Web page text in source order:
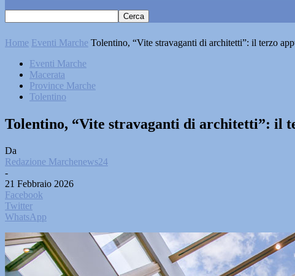
Home Eventi Marche Tolentino, “Vite stravaganti di architetti”: il terzo
Eventi Marche
Macerata
Province Marche
Tolentino
Tolentino, “Vite stravaganti di architetti”: il
Da
Redazione Marchenews24
-
21 Febbraio 2026
Facebook
Twitter
WhatsApp